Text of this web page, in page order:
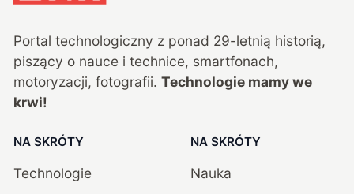
Portal technologiczny z ponad 29-letnią historią,
piszący o nauce i technice, smartfonach,
motoryzacji, fotografii. Technologie mamy we
krwi!
NA SKRÓTY
Technologie
NA SKRÓTY
Nauka